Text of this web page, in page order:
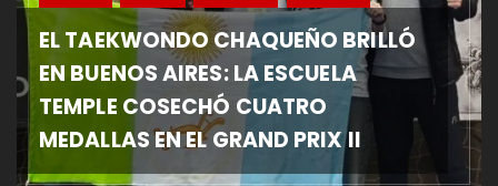
EL TAEKWONDO CHAQUEÑO BRILLÓ
EN BUENOS AIRES: LA ESCUELA
TEMPLE COSECHÓ CUATRO
MEDALLAS EN EL GRAND PRIX II